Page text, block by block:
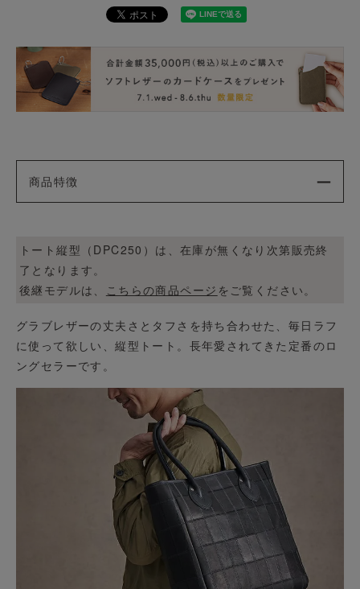
商品特徴
トート縦型（DPC250）は、在庫が無くなり次第販売終
了となります。
後継モデルは、
こちらの商品ページ をご覧ください。
グラブレザーの丈夫さとタフさを持ち合わせた、毎日ラフ
に使って欲しい、縦型トート。長年愛されてきた定番のロ
ングセラーです。